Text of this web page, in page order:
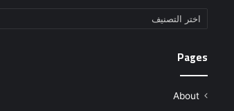
تصنيفات
Pages
About